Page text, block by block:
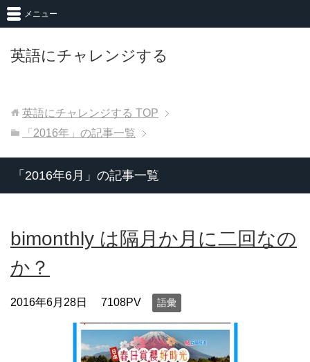
英語にチャレンジする
メニュー
英語にチャレンジする TOP
「2016年」の記事一覧
「2016年6月」の記事一覧
bimonthly は隔月か月に二回なの
か？
2016年6月28日 7108PV 語彙